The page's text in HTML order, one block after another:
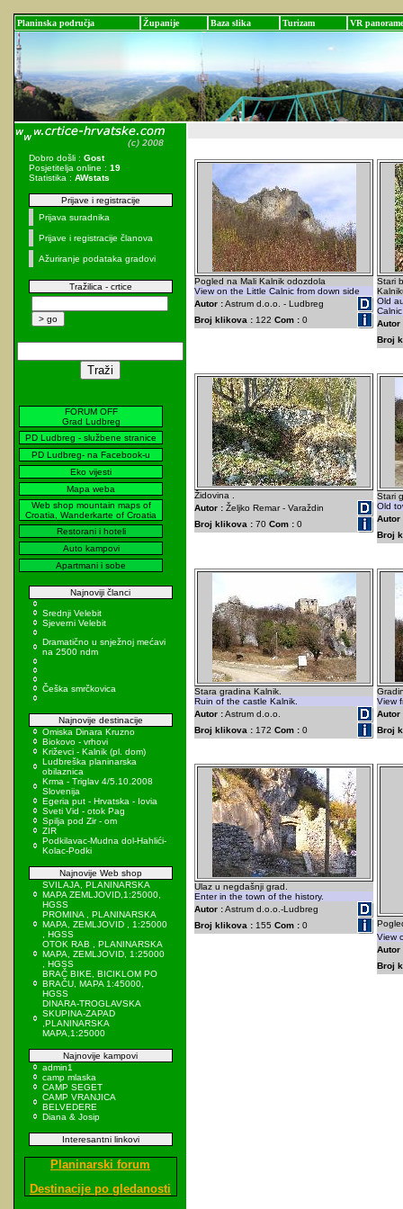
Planinska područja Županije Baza slika Turizam VR panorame
Dobro došli : Gost
Posjetitelja online : 19
Statistika : AWstats
Prijave i registracije
Prijava suradnika
Prijave i registracije članova
Ažuriranje podataka gradovi
Tražilica - crtice
FORUM OFF
Grad Ludbreg
PD Ludbreg - službene stranice
PD Ludbreg- na Facebook-u
Eko vijesti
Mapa weba
Web shop mountain maps of
Croatia, Wanderkarte of Croatia
Restorani i hoteli
Auto kampovi
Apartmani i sobe
Najnoviji članci
Srednji Velebit
Sjeverni Velebit
Dramatično u snježnoj mećavi
na 2500 ndm
Češka smrčkovica
Najnovije destinacije
Omiska Dinara Kruzno
Biokovo - vrhovi
Križevci - Kalnik (pl. dom)
Ludbreška planinarska
obilaznica
Krma - Triglav 4/5.10.2008
Slovenija
Egeria put - Hrvatska - Iovia
Sveti Vid - otok Pag
Spilja pod Zir - om
ZIR
Podkilavac-Mudna dol-Hahlići-
Kolac-Podki
Najnovije Web shop
SVILAJA, PLANINARSKA
MAPA ZEMLJOVID,1:25000,
HGSS
PROMINA , PLANINARSKA
MAPA, ZEMLJOVID , 1:25000
, HGSS
OTOK RAB , PLANINARSKA
MAPA, ZEMLJOVID, 1:25000
, HGSS
BRAČ BIKE, BICIKLOM PO
BRAČU, MAPA 1:45000,
HGSS
DINARA-TROGLAVSKA
SKUPINA-ZAPAD
,PLANINARSKA
MAPA,1:25000
Najnovije kampovi
admin1
camp mlaska
CAMP SEGET
CAMP VRANJICA
BELVEDERE
Diana & Josip
Interesantni linkovi
Planinarski forum
Destinacije po gledanosti
Pogled na Mali Kalnik odozdola
View on the Little Calnic from down side
Autor :Astrum d.o.o. - Ludbreg
Broj klikova : 122 Com : 0
Stari
Old
Calnic
Autor
Broj
Židovina .
Autor : Željko Remar - Varaždin
Broj klikova : 70 Com : 0
Stari
Old
Autor
Broj
Stara gradina Kalnik.
Ruin of the castle Kalnik.
Autor :Astrum d.o.o.
Broj klikova : 172 Com : 0
View
Autor
Broj
Ulaz u negdašnji grad.
Enter in the town of the history.
Autor :Astrum d.o.o.-Ludbreg
Broj klikova : 155 Com : 0
View
Autor
Broj